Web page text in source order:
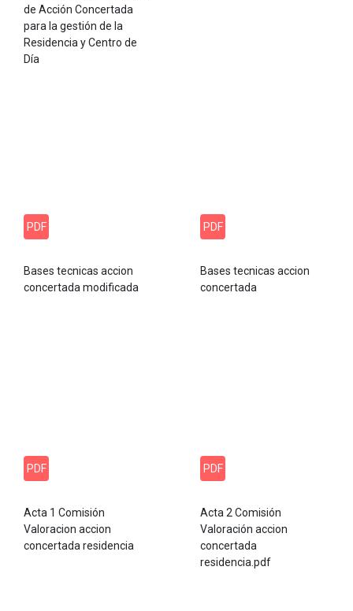
de Acción Concertada
para la gestión de la
Residencia y Centro de
Día
PDF
Bases tecnicas accion
concertada modificada
PDF
Bases tecnicas accion
concertada
PDF
Acta 1 Comisión
Valoracion accion
concertada residencia
PDF
Acta 2 Comisión
Valoración accion
concertada
residencia.pdf